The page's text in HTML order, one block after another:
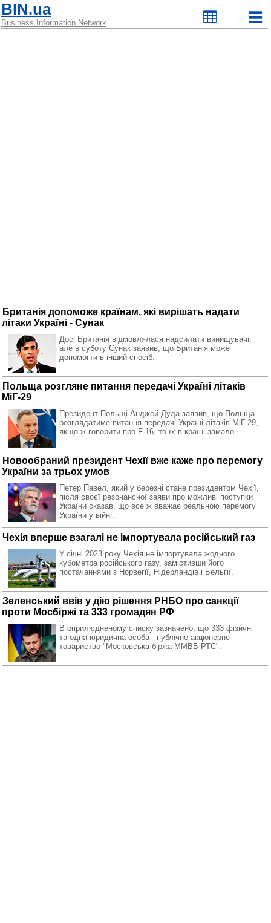
BIN.ua
Business Information Network
Британія допоможе країнам, які вирішать надати
літаки Україні - Сунак
Досі Британія відмовлялася надсилати винищувачі,
але в суботу Сунак заявив, що Британія може
допомогти в інший спосіб.
Польща розгляне питання передачі Україні літаків
МіГ-29
Президент Польщі Анджей Дуда заявив, що Польща
розглядатиме питання передачі Україні літаків МіГ-29,
якщо ж говорити про F-16, то їх в країні замало.
Новообраний президент Чехії вже каже про перемогу
України за трьох умов
Петер Павел, який у березні стане президентом Чехії,
після своєї резонансної заяви про можливі поступки
України сказав, що все ж вважає реальною перемогу
України у війні.
Чехія вперше взагалі не імпортувала російський газ
У січні 2023 року Чехія не імпортувала жодного
кубометра російського газу, замістивши його
постачаннями з Норвегії, Нідерландів і Бельгії.
Зеленський ввів у дію рішення РНБО про санкції
проти Мосбіржі та 333 громадян РФ
В оприлюдненому списку зазначено, що 333 фізичні
та одна юридична особа - публічне акціонерне
товариство "Московська біржа ММВБ-РТС".